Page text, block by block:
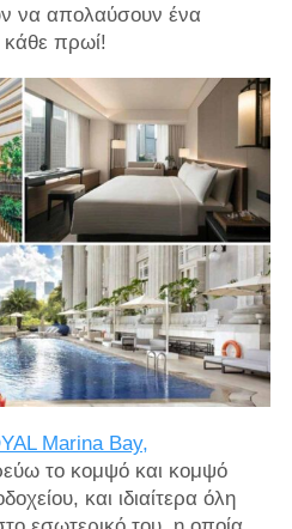
να απολαύσουν ένα
κάθε πρωί!
Marina Bay,
το κομψό και κομψό
και ιδιαίτερα όλη